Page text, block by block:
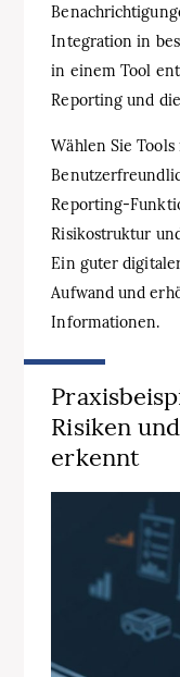
Integration in
in einem Tool
Reporting und
Wählen Sie
Reporting-
Risikostruktur
Ein guter
Aufwand und
Informationen.
Risiken
erkennt